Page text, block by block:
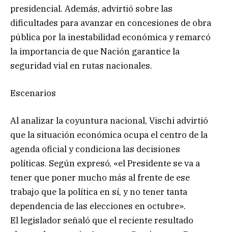
presidencial. Además, advirtió sobre las
dificultades para avanzar en concesiones de obra
pública por la inestabilidad económica y remarcó
la importancia de que Nación garantice la
seguridad vial en rutas nacionales.
Escenarios
Al analizar la coyuntura nacional, Vischi advirtió
que la situación económica ocupa el centro de la
agenda oficial y condiciona las decisiones
políticas. Según expresó, «el Presidente se va a
tener que poner mucho más al frente de ese
trabajo que la política en sí, y no tener tanta
dependencia de las elecciones en octubre».
El legislador señaló que el reciente resultado